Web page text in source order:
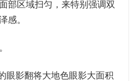
部区域扫匀，来特别强调双
感。
眼影翻将大地色眼影大面积